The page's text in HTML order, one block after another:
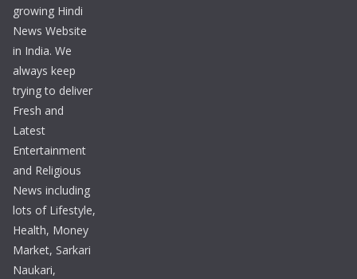
growing Hindi
News Website
in India. We
always keep
trying to deliver
Fresh and
Latest
Entertainment
and Religious
News including
lots of Lifestyle,
Health, Money
Market, Sarkari
Naukari,